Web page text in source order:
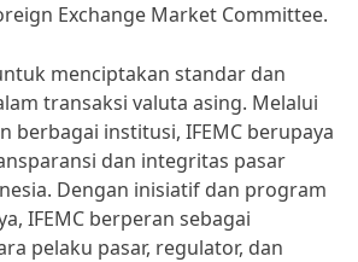
Exchange Market Committee.
menciptakan standar dan
transaksi valuta asing. Melalui
berbagai institusi, IFEMC berupaya
dan integritas pasar
Dengan inisiatif dan program
IFEMC berperan sebagai
pelaku pasar, regulator, dan